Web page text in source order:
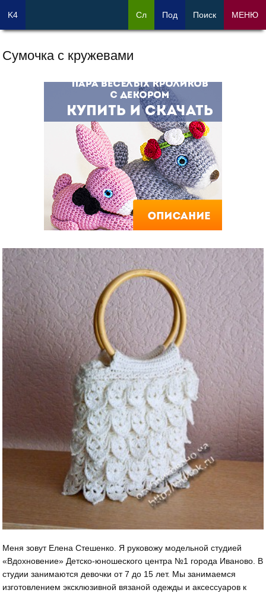
Сумочка с кружевами
Меня зовут Елена Стешенко. Я руковожу модельной студией
«Вдохновение» Детско-юношеского центра №1 города Иваново. В
студии занимаются девочки от 7 до 15 лет. Мы занимаемся
изготовлением эксклюзивной вязаной одежды и аксессуаров к
K4 Сл Под Поиск МЕНЮ